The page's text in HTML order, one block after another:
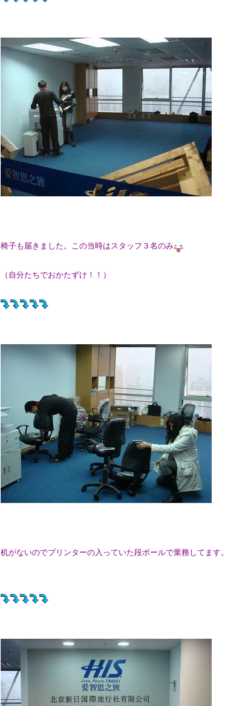
椅子も届きました。この当時はスタッフ３名のみ
（自分たちでおかたずけ！！）
机がないのでプリンターの入っていた段ボールで業務してます。